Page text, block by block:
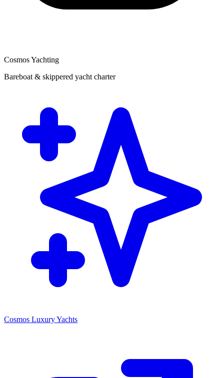
Cosmos Yachting
Bareboat & skippered yacht charter
Cosmos Luxury Yachts